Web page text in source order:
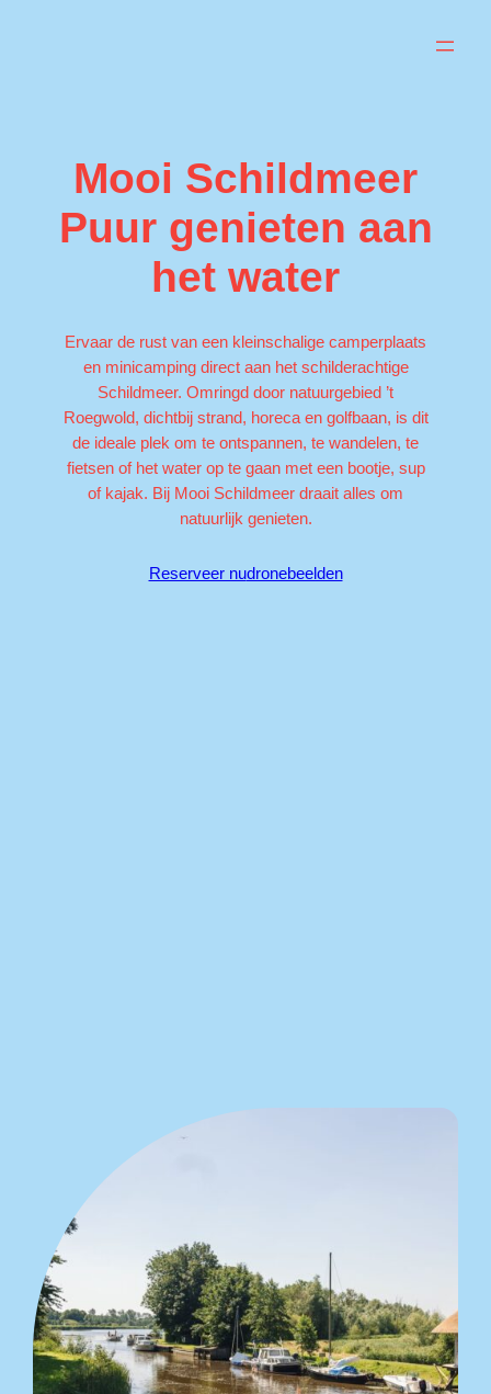
Mooi Schildmeer
Puur genieten aan
het water
Ervaar de rust van een kleinschalige camperplaats
en minicamping direct aan het schilderachtige
Schildmeer. Omringd door natuurgebied ’t
Roegwold, dichtbij strand, horeca en golfbaan, is dit
de ideale plek om te ontspannen, te wandelen, te
fietsen of het water op te gaan met een bootje, sup
of kajak. Bij Mooi Schildmeer draait alles om
natuurlijk genieten.
Reserveer nudronebeelden